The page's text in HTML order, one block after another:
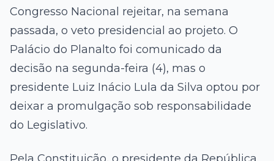
Congresso Nacional rejeitar, na semana
passada, o veto presidencial ao projeto. O
Palácio do Planalto foi comunicado da
decisão na segunda-feira (4), mas o
presidente Luiz Inácio Lula da Silva optou por
deixar a promulgação sob responsabilidade
do Legislativo.